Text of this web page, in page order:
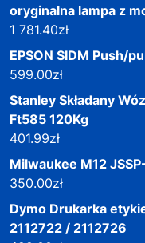
oryginalna lampa z
1 781.40zł
EPSON SIDM Push/
599.00zł
Stanley Składany
Ft585 120Kg
401.99zł
Milwaukee M12
350.00zł
Dymo Drukarka
2112722 / 2112726